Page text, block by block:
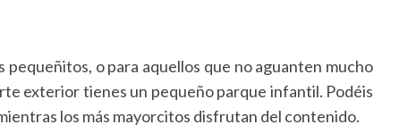
pequeñitos, o para aquellos que no aguanten mucho
exterior tienes un pequeño parque infantil. Podéis
los más mayorcitos disfrutan del contenido.